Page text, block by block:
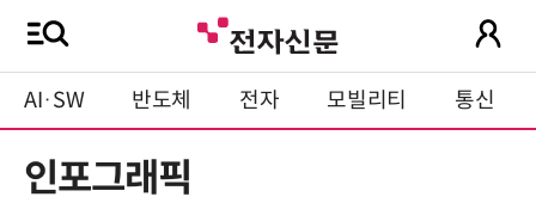
AI·SW 반도체 전자 모빌리티 통신
인포그래픽